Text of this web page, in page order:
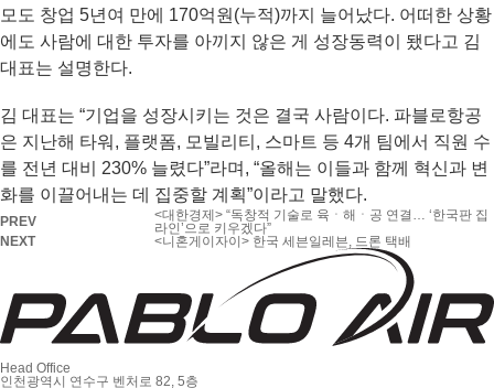
모도 창업 5년여 만에 170억원(누적)까지 늘어났다. 어떠한 상황
에도 사람에 대한 투자를 아끼지 않은 게 성장동력이 됐다고 김
대표는 설명한다.
김 대표는 “기업을 성장시키는 것은 결국 사람이다. 파블로항공
은 지난해 타워, 플랫폼, 모빌리티, 스마트 등 4개 팀에서 직원 수
를 전년 대비 230% 늘렸다”라며, “올해는 이들과 함께 혁신과 변
화를 이끌어내는 데 집중할 계획”이라고 말했다.
PREV
<대한경제> “독창적 기술로 육ㆍ해ㆍ공 연결… ‘한국판 집
라인’으로 키우겠다”
NEXT
<니혼게이자이> 한국 세븐일레븐, 드론 택배
Head Office
인천광역시 연수구 벤처로 82, 5층